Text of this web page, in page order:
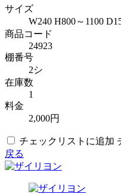
サイズ
W240 H800～1100
商品コード
24923
棚番号
2シ
在庫数
1
料金
2,000円
チェックリストに追加
戻る